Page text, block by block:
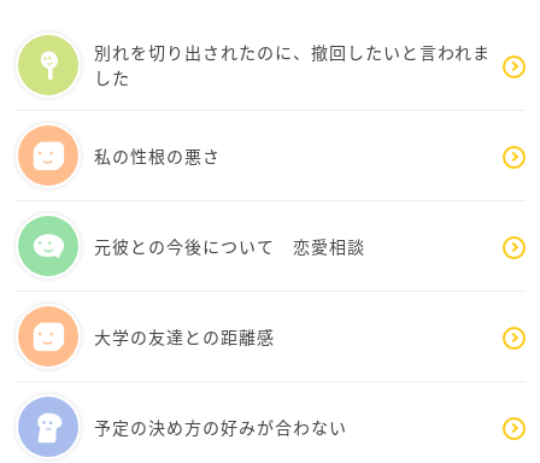
別れを切り出されたのに、撤回したいと言われま
した
私の性根の悪さ
元彼との今後について 恋愛相談
大学の友達との距離感
予定の決め方の好みが合わない